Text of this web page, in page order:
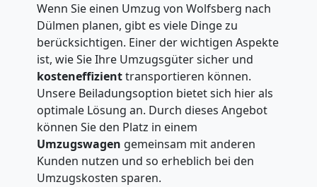
Wenn Sie einen Umzug von Wolfsberg nach
Dülmen planen, gibt es viele Dinge zu
berücksichtigen. Einer der wichtigen Aspekte
ist, wie Sie Ihre Umzugsgüter sicher und
kosteneffizienttransportieren können.
Unsere Beiladungsoption bietet sich hier als
optimale Lösung an. Durch dieses Angebot
können Sie den Platz in einem
Umzugswagen gemeinsam mit anderen
Kunden nutzen und so erheblich bei den
Umzugskosten sparen.